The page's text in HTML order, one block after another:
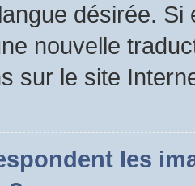
désirée.
nouvelle
sur le site
les